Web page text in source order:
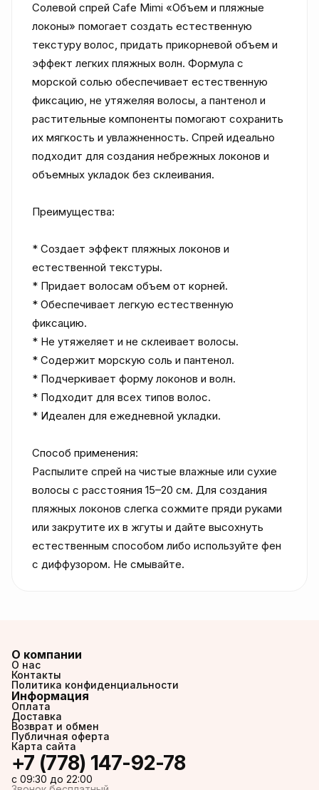
Солевой спрей Cafe Mimi «Объем и пляжные
локоны» помогает создать естественную
текстуру волос, придать прикорневой объем и
эффект легких пляжных волн. Формула с
морской солью обеспечивает естественную
фиксацию, не утяжеляя волосы, а пантенол и
растительные компоненты помогают сохранить
их мягкость и увлажненность. Спрей идеально
подходит для создания небрежных локонов и
объемных укладок без склеивания.
Преимущества:
* Создает эффект пляжных локонов и
естественной текстуры.
* Придает волосам объем от корней.
* Обеспечивает легкую естественную
фиксацию.
* Не утяжеляет и не склеивает волосы.
* Содержит морскую соль и пантенол.
* Подчеркивает форму локонов и волн.
* Подходит для всех типов волос.
* Идеален для ежедневной укладки.
Способ применения:
Распылите спрей на чистые влажные или сухие
волосы с расстояния 15–20 см. Для создания
пляжных локонов слегка сожмите пряди руками
или закрутите их в жгуты и дайте высохнуть
естественным способом либо используйте фен
с диффузором. Не смывайте.
О компании
О нас
Контакты
Политика конфиденциальности
Информация
Оплата
Доставка
Возврат и обмен
Публичная оферта
Карта сайта
+7 (778) 147-92-78
c 09:30 до 22:00